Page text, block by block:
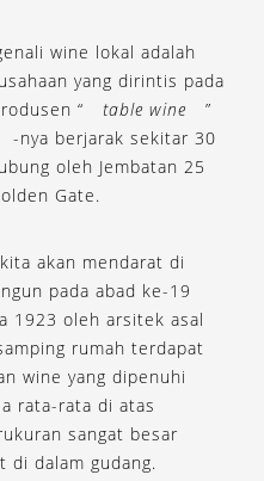
wine lokal adalah
yang dirintis pada
“
table wine
”
-nya berjarak sekitar 30
oleh Jembatan 25
Gate.
akan mendarat di
pada abad ke-19
1923 oleh arsitek asal
rumah terdapat
wine yang dipenuhi
rata-rata di atas
sangat besar
di dalam gudang.